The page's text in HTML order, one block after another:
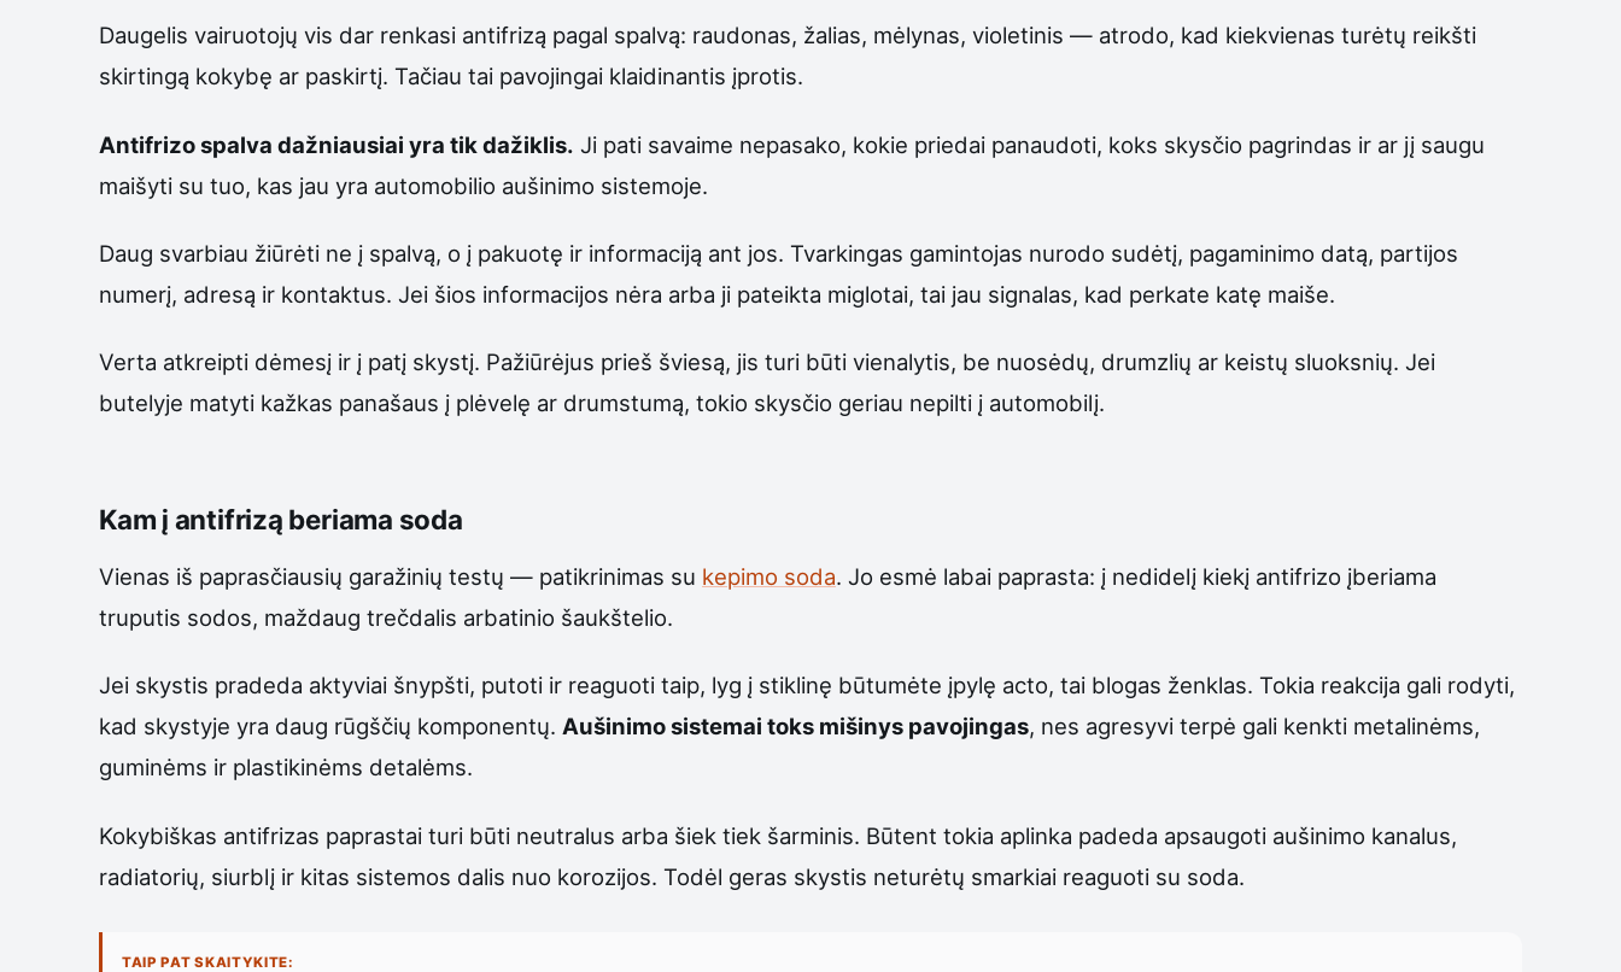
Daugelis vairuotojų vis dar renkasi antifrizą pagal spalvą: raudonas, žalias, mėlynas, violetinis — atrodo, kad kiekvienas turėtų reikšti
skirtingą kokybę ar paskirtį. Tačiau tai pavojingai klaidinantis įprotis.
Antifrizo spalva dažniausiai yra tik dažiklis. Ji pati savaime nepasako, kokie priedai panaudoti, koks skysčio pagrindas ir ar jį saugu
maišyti su tuo, kas jau yra automobilio aušinimo sistemoje.
Daug svarbiau žiūrėti ne į spalvą, o į pakuotę ir informaciją ant jos. Tvarkingas gamintojas nurodo sudėtį, pagaminimo datą, partijos
numerį, adresą ir kontaktus. Jei šios informacijos nėra arba ji pateikta miglotai, tai jau signalas, kad perkate katę maiše.
Verta atkreipti dėmesį ir į patį skystį. Pažiūrėjus prieš šviesą, jis turi būti vienalytis, be nuosėdų, drumzlių ar keistų sluoksnių. Jei
butelyje matyti kažkas panašaus į plėvelę ar drumstumą, tokio skysčio geriau nepilti į automobilį.
Kam į antifrizą beriama soda
Vienas iš paprasčiausių garažinių testų — patikrinimas su kepimo soda. Jo esmė labai paprasta: į nedidelį kiekį antifrizo įberiama
truputis sodos, maždaug trečdalis arbatinio šaukštelio.
Jei skystis pradeda aktyviai šnypšti, putoti ir reaguoti taip, lyg į stiklinę būtumėte įpylę acto, tai blogas ženklas. Tokia reakcija gali rodyti,
kad skystyje yra daug rūgščių komponentų. Aušinimo sistemai toks mišinys pavojingas, nes agresyvi terpė gali kenkti metalinėms,
guminėms ir plastikinėms detalėms.
Kokybiškas antifrizas paprastai turi būti neutralus arba šiek tiek šarminis. Būtent tokia aplinka padeda apsaugoti aušinimo kanalus,
radiatorių, siurblį ir kitas sistemos dalis nuo korozijos. Todėl geras skystis neturėtų smarkiai reaguoti su soda.
TAIP PAT SKAITYKITE: